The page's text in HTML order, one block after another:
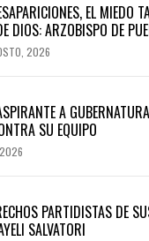
EL MIEDO
DIOS: ARZOBISPO DE
2026
A
SU EQUIPO
PARTIDISTAS DE
SALVATORI